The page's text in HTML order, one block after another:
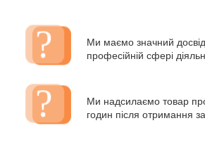
Ми маємо значний досвід
професійній сфері
Ми надсилаємо товар
годин після отримання